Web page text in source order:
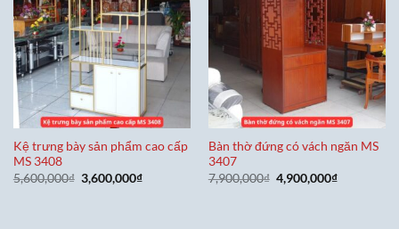
Kệ trưng bày sản phẩm cao cấp
MS 3408
5,600,000₫ Giá
gốc
3,600,000₫Giá
Bàn thờ đứng có vách ngăn MS
3407
7,900,000₫ Giá
gốc
4,900,000₫Giá